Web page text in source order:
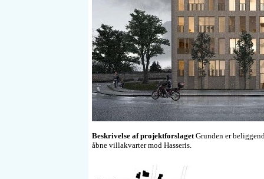
Beskrivelse af projektforslagetGrunden er
åbne villakvarter mod Hasseris.